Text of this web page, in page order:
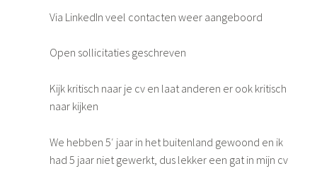
Via LinkedIn veel contacten weer aangeboord
Open sollicitaties geschreven
Kijk kritisch naar je cv en laat anderen er ook kritisch
naar kijken
We hebben 5′ jaar in het buitenland gewoond en ik
had 5 jaar niet gewerkt, dus lekker een gat in mijn cv